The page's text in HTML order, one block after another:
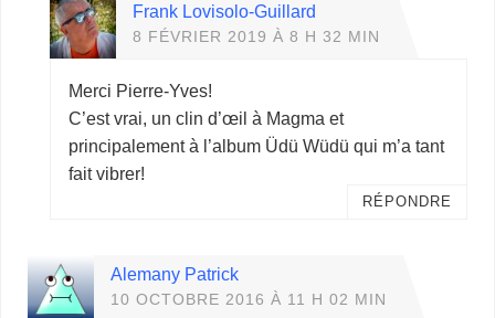
Frank Lovisolo-Guillard
8 FÉVRIER 2019 À 8 H 32 MIN
Merci Pierre-Yves!
C’est vrai, un clin d’œil à Magma et
principalement à l’album Üdü Wüdü qui m’a tant
fait vibrer!
RÉPONDRE
Alemany Patrick
10 OCTOBRE 2016 À 11 H 02 MIN